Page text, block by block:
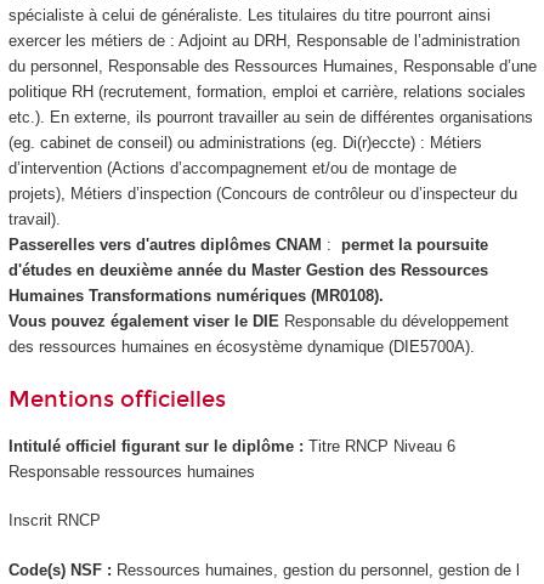
spécialiste à celui de généraliste. Les titulaires du titre pourront ainsi
exercer les métiers de : Adjoint au DRH, Responsable de l’administration
du personnel, Responsable des Ressources Humaines, Responsable d’une
politique RH (recrutement, formation, emploi et carrière, relations sociales
etc.). En externe, ils pourront travailler au sein de différentes organisations
(eg. cabinet de conseil) ou administrations (eg. Di(r)eccte) : Métiers
d’intervention (Actions d’accompagnement et/ou de montage de
projets), Métiers d’inspection (Concours de contrôleur ou d’inspecteur du
travail).
Passerelles vers d'autres diplômes CNAM : permet la poursuite
d'études en deuxième année du Master Gestion des Ressources
Humaines Transformations numériques (MR0108).
Vous pouvez également viser le DIE Responsable du développement
des ressources humaines en écosystème dynamique (DIE5700A).
Mentions officielles
Intitulé officiel figurant sur le diplôme : Titre RNCP Niveau 6
Responsable ressources humaines
Inscrit RNCP
Code(s) NSF : Ressources humaines, gestion du personnel, gestion de l